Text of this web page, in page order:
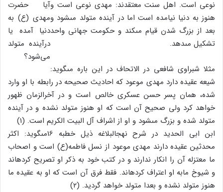
نوعی است. اهل سنت معتقدند: مهدی نوعی است و
هنوز به دنیا نیامده است اما در آینده متولد مى‏شود و
بعد از بزرگ شدن قیام مى‏کند و حکومت جهانى واحد
تشکیل مى‏دهد.
مثلا شبراوى شافعى در الاتحاف در این باره مى‏گوید:
شیعه عقیده دارد مهدى موعود که احادیث صحیحه در رابطه با او وارد
شده، همان پسر حسن عسکرى خالص است و در آخرالزمان ظهور
خواهد کرد ولى صحیح آن است که او هنوز متولد نشده و در آینده
متولد شده و بزرگ مى‏شود و او از اشراف آل البیت الکریم است. (۱)
ابن ابى الحدید در شرح نهج‏البلاغه ذیل خطبه ‏16مى‏گوید: اکثر
محدثین عقیده دارند مهدى موعود از نسل فاطمه(ع) است و اصحاب
ما معتزله آن را انکار ندارند و در کتب خود به ذکر او تصریح کرده‏اند
و شیوخ مابه او اعتراف کرده‏اند. فقط فرق آن است که او به عقیده ما
هنوز متولد نشده و بعدا متولد خواهد گردید. (۲)